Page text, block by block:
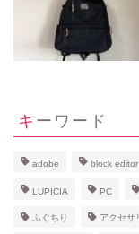
キーワード
adobe block editor
LUPICIA PC
ふぐちり アクセサ